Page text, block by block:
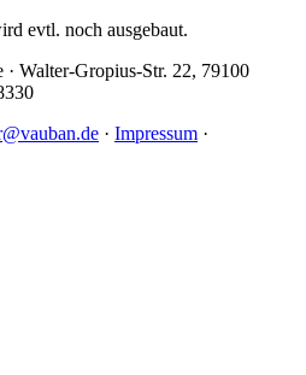
evtl. noch ausgebaut.
· Walter-Gropius-Str. 22, 79100
· Impressum ·